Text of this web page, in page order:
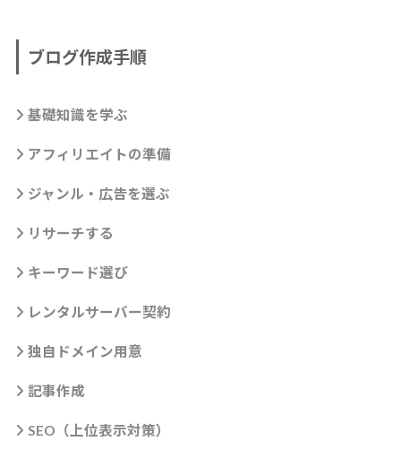
ブログ作成手順
基礎知識を学ぶ
アフィリエイトの準備
ジャンル・広告を選ぶ
リサーチする
キーワード選び
レンタルサーバー契約
独自ドメイン用意
記事作成
SEO（上位表示対策）